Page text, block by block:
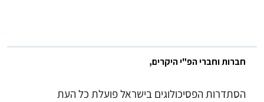
חברות וחברי הפ"י היקרים,
הסתדרות הפסיכולוגים בישראל פועלת כל העת